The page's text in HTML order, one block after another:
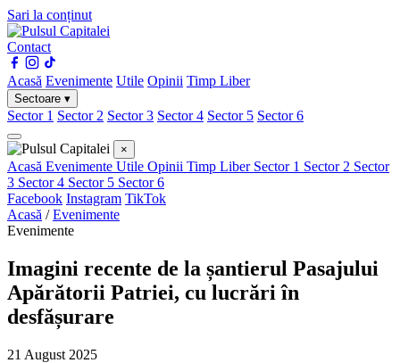
Sari la conținut
Contact
Acasă Evenimente Utile Opinii Timp Liber
Sectoare ▾
Sector 1 Sector 2 Sector 3 Sector 4 Sector 5 Sector 6
×
Acasă Evenimente Utile Opinii Timp Liber Sector 1 Sector 2 Sector
3 Sector 4 Sector 5 Sector 6
Facebook Instagram TikTok
Acasă /Evenimente
Evenimente
Imagini recente de la șantierul Pasajului
Apărătorii Patriei, cu lucrări în
desfășurare
21 August 2025